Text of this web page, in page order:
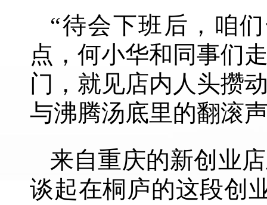
“待会下班后，咱
点，何小华和同事们
门，就见店内人头攒
与沸腾汤底里的翻滚
来自重庆的新创业
谈起在桐庐的这段创